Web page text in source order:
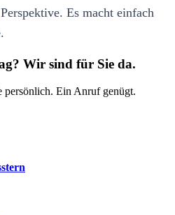
Es macht einfach
Wir sind für Sie da.
Ein Anruf genügt.